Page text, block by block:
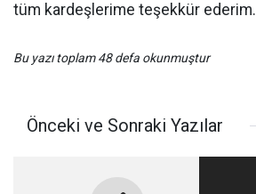
tüm kardeşlerime teşekkür ederim.
Bu yazı toplam 48 defa okunmuştur
Önceki ve Sonraki Yazılar